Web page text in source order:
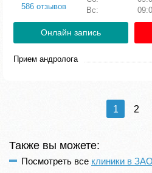
586 отзывов
Вс:
Онлайн запись
Прием андролога
1 2
Также вы можете:
Посмотреть все клиники в ЗАО